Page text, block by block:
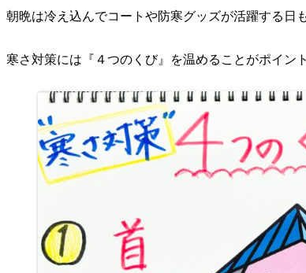
朝晩は冷え込んでコートや防寒グッズが活躍する日
寒さ対策には『４つのくび』を温めることがポイン